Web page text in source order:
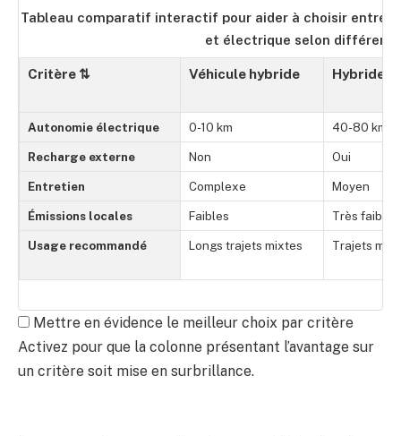
Tableau comparatif interactif pour aider à choisir entre
et électrique selon
Critère ⇅ Véhicule hybride Hybride
Autonomie électrique 0-10 km 40-80 km
Recharge externe Non Oui
Entretien Complexe Moyen
Émissions locales Faibles Très faibles
Usage recommandé Longs trajets mixtes Trajets
Mettre en évidence le meilleur choix par critère
Activez pour que la colonne présentant l’avantage sur
un critère soit mise en surbrillance.